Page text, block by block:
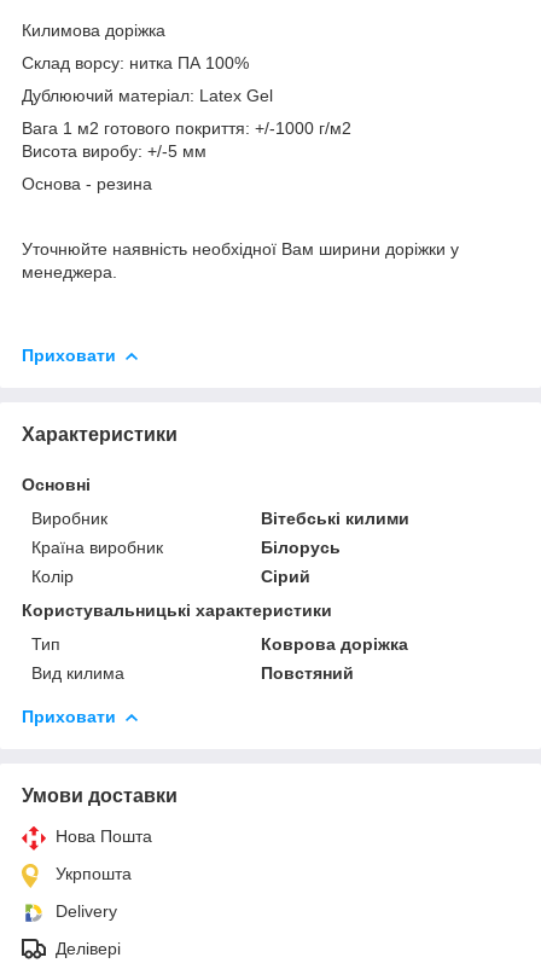
Килимова доріжка
Склад ворсу: нитка ПА 100%
Дублюючий матеріал: Latex Gel
Вага 1 м2 готового покриття: +/-1000 г/м2
Висота виробу: +/-5 мм
Основа - резина
Уточнюйте наявність необхідної Вам ширини доріжки у
менеджера.
Приховати
Характеристики
Основні
Виробник
Вітебські килими
Країна виробник
Білорусь
Колір
Сірий
Користувальницькі характеристики
Тип
Коврова доріжка
Вид килима
Повстяний
Приховати
Умови доставки
Нова Пошта
Укрпошта
Delivery
Делівері